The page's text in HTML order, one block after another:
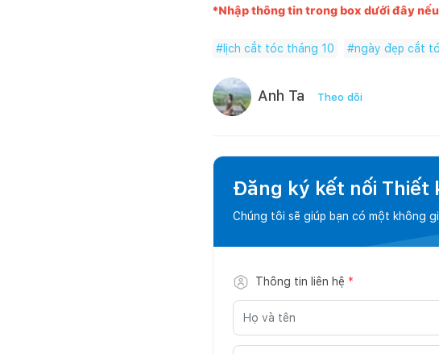
*Nhập thông tin trong box dưới đây
#lịch cắt tóc tháng 10 #ngày đẹp cắt
Anh Ta Theo dõi
Đăng ký kết nối Thiết
Chúng tôi sẽ giúp bạn có một không
Thông tin liên hệ *